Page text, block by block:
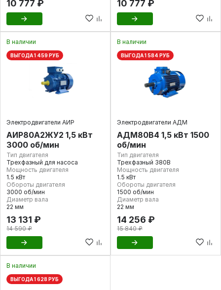
10 777 ₽ 10 777 ₽
В наличии
ВЫГОДА 1 459 РУБ
Электродвигатели АИР
АИР80А2ЖУ2 1,5 кВт
3000 об/мин
Тип двигателя
Трехфазный для насоса
Мощность двигателя
1.5 кВт
Обороты двигателя
3000 об/мин
Диаметр вала
22 мм
13 131 ₽
14 590 ₽
В наличии
ВЫГОДА 1 584 РУБ
Электродвигатели АДМ
АДМ80В4 1,5 кВт 1500
об/мин
Тип двигателя
Трехфазный 380В
Мощность двигателя
1.5 кВт
Обороты двигателя
1500 об/мин
Диаметр вала
22 мм
14 256 ₽
15 840 ₽
В наличии
ВЫГОДА 1 628 РУБ